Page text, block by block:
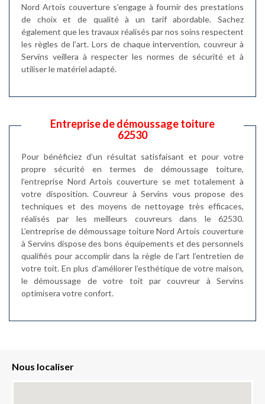
Nord Artois couverture s’engage à fournir des prestations
de choix et de qualité à un tarif abordable. Sachez
également que les travaux réalisés par nos soins respectent
les règles de l’art. Lors de chaque intervention, couvreur à
Servins veillera à respecter les normes de sécurité et à
utiliser le matériel adapté.
Entreprise de démoussage toiture
62530
Pour bénéficiez d’un résultat satisfaisant et pour votre
propre sécurité en termes de démoussage toiture,
l’entreprise Nord Artois couverture se met totalement à
votre disposition. Couvreur à Servins vous propose des
techniques et des moyens de nettoyage très efficaces,
réalisés par les meilleurs couvreurs dans le 62530.
L’entreprise de démoussage toiture Nord Artois couverture
à Servins dispose des bons équipements et des personnels
qualifiés pour accomplir dans la règle de l’art l’entretien de
votre toit. En plus d’améliorer l’esthétique de votre maison,
le démoussage de votre toit par couvreur à Servins
optimisera votre confort.
Nous localiser